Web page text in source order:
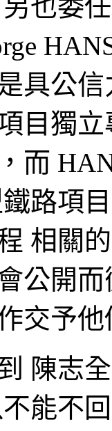
也委
具公
目獨
而
路項
相關
公開
交予他
陳志
能不